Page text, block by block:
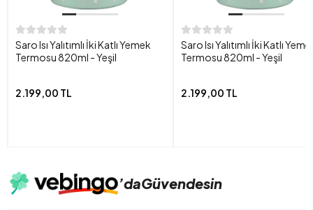
Saro Isı Yalıtımlı İki Katlı Yemek
Termosu 820ml - Yeşil
2.199,00 TL
Saro Isı Yalıtımlı İki Katlı
Termosu 820ml - Yeşil
2.199,00 TL
’daGüvendesin